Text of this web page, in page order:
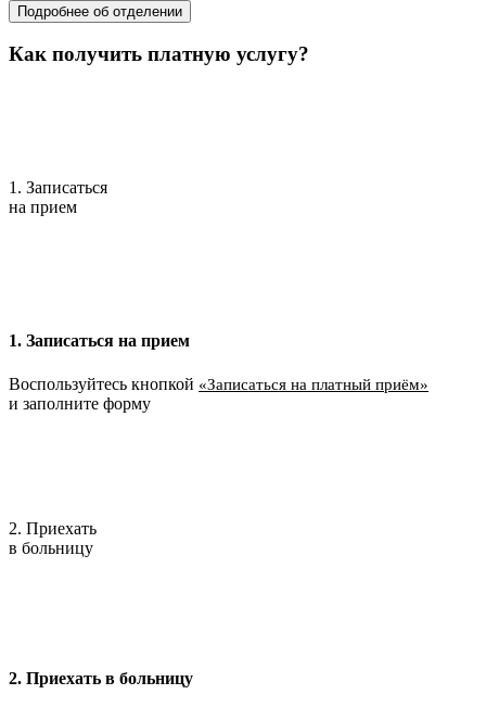
Подробнее об отделении
Как получить платную услугу?
1. Записаться
на прием
1. Записаться на прием
Воспользуйтесь кнопкой «Записаться на платный приём»
и заполните форму
2. Приехать
в больницу
2. Приехать в больницу